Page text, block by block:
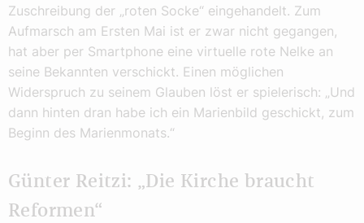
Zuschreibung der „roten Socke“ eingehandelt. Zum
Aufmarsch am Ersten Mai ist er zwar nicht gegangen,
hat aber per Smartphone eine virtuelle rote Nelke an
seine Bekannten verschickt. Einen möglichen
Widerspruch zu seinem Glauben löst er spielerisch: „Und
dann hinten dran habe ich ein Marienbild geschickt, zum
Beginn des Marienmonats.“
Günter Reitzi: „Die Kirche braucht
Reformen“